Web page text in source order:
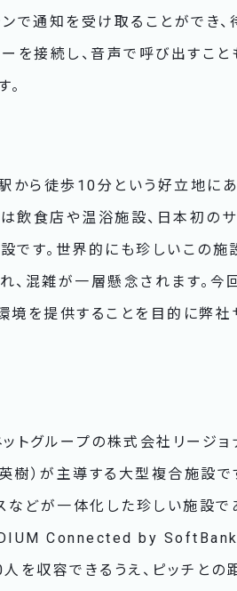
で通知を受け取ることができ
を接続し、音声で呼び出すこ
から徒歩10分という好立地に
飲食店や温浴施設、日本初の
です。世界的にも珍しいこの施
、混雑が一層懸念されます。今
境を提供することを目的に弊
トグループの株式会社リージョ
樹）が主導する大型複合施設で
スなどが一体化した珍しい施設
Connected by SoftBank
を収容できるうえ、ピッチと